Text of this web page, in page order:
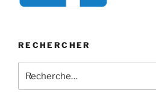
RECHERCHER
pour